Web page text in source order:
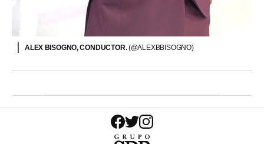
ALEX BISOGNO, CONDUCTOR.(@ALEXBBISOGNO)